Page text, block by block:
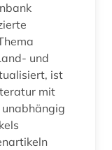
und
ist
mit